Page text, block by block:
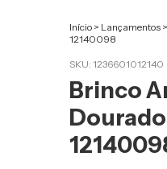
Início > Lançamentos >
12140098
SKU: 1236601012140
Brinco